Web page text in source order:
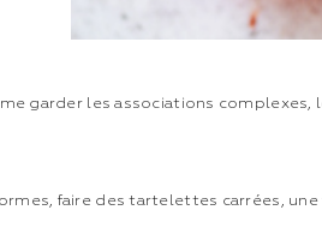
garder les associations complexes,
faire des tartelettes carrées,